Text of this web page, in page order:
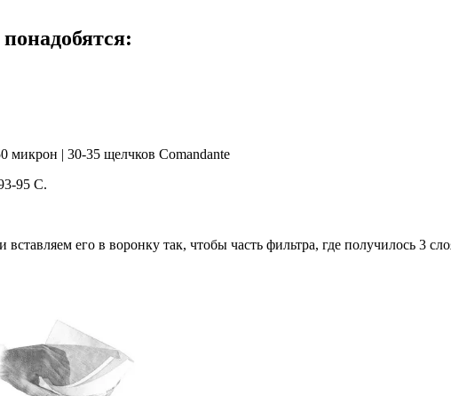
микрон | 30-35 щелчков Comandante
95 С.
вставляем его в воронку так, чтобы часть фильтра, где получилось 3